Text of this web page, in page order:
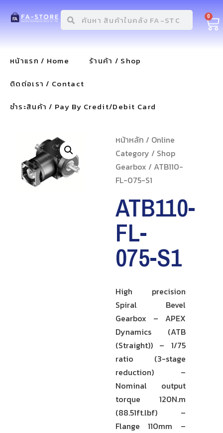
0
หน้าแรก / Home
ร้านค้า / Shop
ติดต่อเรา / Contact
ชำระสินค้า / Pay By Credit/Debit Card
หน้าหลัก / Online
Category / Shop
Gearbox / ATB110-
FL-075-S1
ATB110-
FL-
075-S1
High precision
Spiral Bevel
Gearbox – APEX
Dynamics (ATB
(Straight)) – 1/75
ratio (3-stage
reduction) –
Nominal output
torque 120N.m
(88.51ft.lbf) –
Flange 110mm –